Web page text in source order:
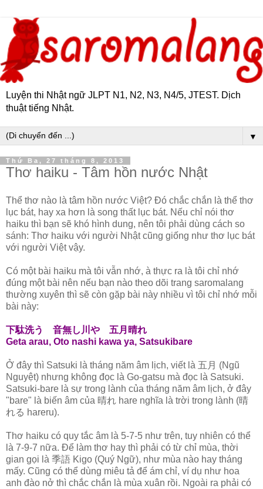
Luyện thi Nhật ngữ JLPT N1, N2, N3, N4/5, JTEST. Dịch
thuật tiếng Nhật.
▼
Thứ Ba, 27 tháng 8, 2013
Thơ haiku - Tâm hồn nước Nhật
Thể thơ nào là tâm hồn nước Việt? Đó chắc chắn là thể thơ
lục bát, hay xa hơn là song thất lục bát. Nếu chỉ nói thơ
haiku thì bạn sẽ khó hình dung, nên tôi phải dùng cách so
sánh: Thơ haiku với người Nhật cũng giống như thơ lục bát
với người Việt vậy.
Có một bài haiku mà tôi vẫn nhớ, à thực ra là tôi chỉ nhớ
đúng một bài nên nếu bạn nào theo dõi trang saromalang
thường xuyên thì sẽ còn gặp bài này nhiều vì tôi chỉ nhớ mỗi
bài này:
下駄洗う 音無し川や 五月晴れ
Geta arau, Oto nashi kawa ya, Satsukibare
Ở đây thì Satsuki là tháng năm âm lịch, viết là 五月 (Ngũ
Nguyệt) nhưng không đọc là Go-gatsu mà đọc là Satsuki.
Satsuki-bare là sự trong lành của tháng năm âm lịch, ở đây
"bare" là biến âm của 晴れ hare nghĩa là trời trong lành (晴
れる hareru).
Thơ haiku có quy tắc âm là 5-7-5 như trên, tuy nhiên có thể
là 7-9-7 nữa. Để làm thơ hay thì phải có từ chỉ mùa, thời
gian gọi là 季語 Kigo (Quý Ngữ), như mùa nào hay tháng
mấy. Cũng có thể dùng miêu tả để ám chỉ, ví dụ như hoa
anh đào nở thì chắc chắn là mùa xuân rồi. Ngoài ra phải có